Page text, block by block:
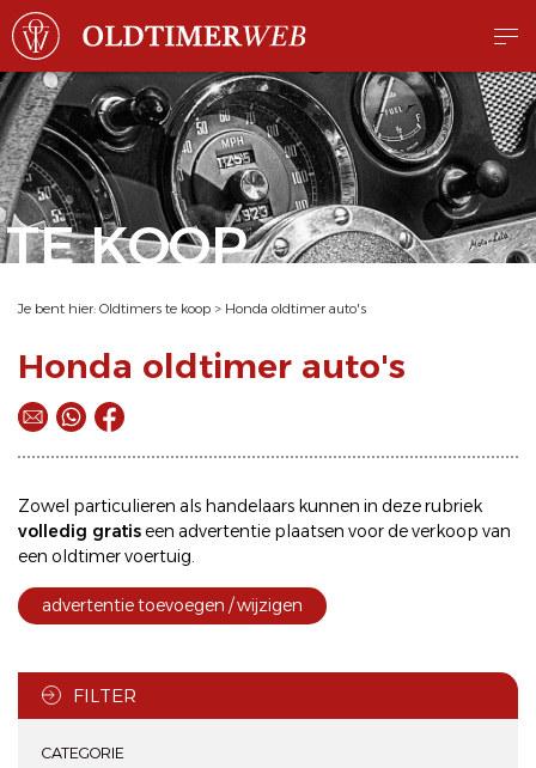
TE KOOP
Je bent hier: Oldtimers te koop > Honda oldtimer auto's
Honda oldtimer auto's
Zowel particulieren als handelaars kunnen in deze rubriek
volledig gratis een advertentie plaatsen voor deverkoop van
een oldtimer voertuig.
advertentie toevoegen / wijzigen
FILTER
CATEGORIE